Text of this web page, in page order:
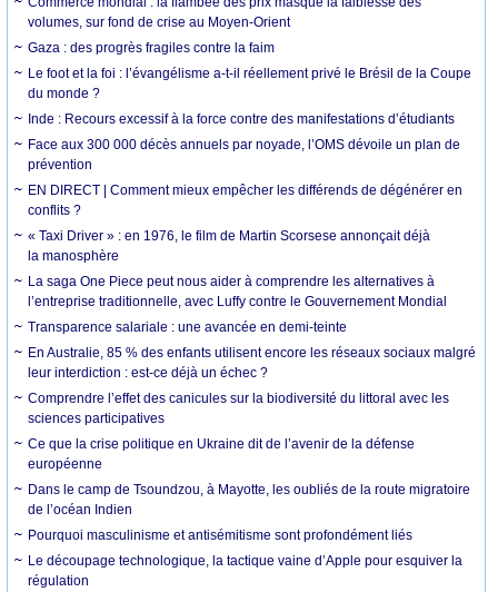
volumes, sur fond de crise au Moyen-Orient
Gaza : des progrès fragiles contre la faim
Le foot et la foi : l’évangélisme a-t-il réellement privé le Brésil de la Coupe
du monde ?
Inde : Recours excessif à la force contre des manifestations d’étudiants
Face aux 300 000 décès annuels par noyade, l’OMS dévoile un plan de
prévention
EN DIRECT | Comment mieux empêcher les différends de dégénérer en
conflits ?
« Taxi Driver » : en 1976, le film de Martin Scorsese annonçait déjà
la manosphère
La saga One Piece peut nous aider à comprendre les alternatives à
l’entreprise traditionnelle, avec Luffy contre le Gouvernement Mondial
Transparence salariale : une avancée en demi-teinte
En Australie, 85 % des enfants utilisent encore les réseaux sociaux malgré
leur interdiction : est-ce déjà un échec ?
Comprendre l’effet des canicules sur la biodiversité du littoral avec les
sciences participatives
Ce que la crise politique en Ukraine dit de l’avenir de la défense
européenne
Dans le camp de Tsoundzou, à Mayotte, les oubliés de la route migratoire
de l’océan Indien
Pourquoi masculinisme et antisémitisme sont profondément liés
Le découpage technologique, la tactique vaine d’Apple pour esquiver la
régulation